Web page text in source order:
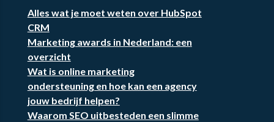
Alles wat je moet weten over HubSpot
CRM
Marketing awards in Nederland: een
overzicht
Wat is online marketing
ondersteuning en hoe kan een agency
jouw bedrijf helpen?
Waarom SEO uitbesteden een slimme